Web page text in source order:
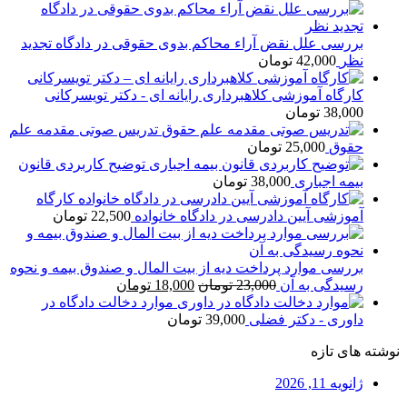
بررسی علل نقض آراء محاکم بدوی حقوقی در دادگاه تجدید
نظر 42,000 تومان
کارگاه آموزشی کلاهبرداری رایانه ای - دکتر تویسرکانی
38,000 تومان
تدریس صوتی مقدمه علم
حقوق 25,000 تومان
توضیح کاربردی قانون
بیمه اجباری 38,000 تومان
کارگاه
آموزشی آیین دادرسی در دادگاه خانواده 22,500 تومان
بررسی موارد پرداخت دیه از بیت المال و صندوق بیمه و نحوه
رسیدگی به آن 23,000 تومان قیمت
اصلی
18,000 تومان
فعلی
موارد دخالت دادگاه در
داوری - دکتر فضلی 39,000 تومان
نوشته های تازه
ژانویه 11, 2026